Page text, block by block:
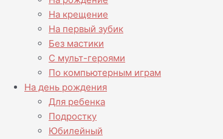
На крещение
На первый зубик
Без мастики
С мульт-героями
По компьютерным играм
На день рождения
Для ребенка
Подростку
Юбилейный